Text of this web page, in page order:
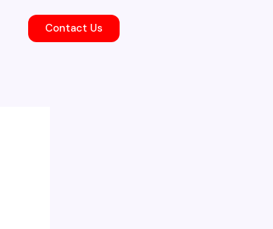
Contact Us